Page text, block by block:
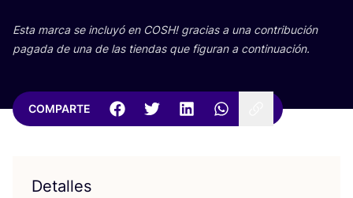
Esta mar­ca se inclu­yó en COSH! gra­cias a una con­tri­bu­ción
paga­da de una de las tien­das que figu­ran a continuación.
COMPARTE
Detalles